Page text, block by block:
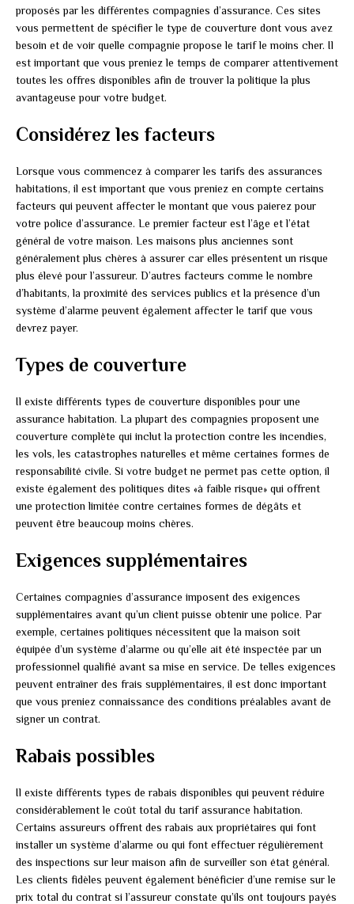
proposés par les différentes compagnies d’assurance. Ces sites
vous permettent de spécifier le type de couverture dont vous avez
besoin et de voir quelle compagnie propose le tarif le moins cher. Il
est important que vous preniez le temps de comparer attentivement
toutes les offres disponibles afin de trouver la politique la plus
avantageuse pour votre budget.
Considérez les facteurs
Lorsque vous commencez à comparer les tarifs des assurances
habitations, il est important que vous preniez en compte certains
facteurs qui peuvent affecter le montant que vous paierez pour
votre police d’assurance. Le premier facteur est l’âge et l’état
général de votre maison. Les maisons plus anciennes sont
généralement plus chères à assurer car elles présentent un risque
plus élevé pour l’assureur. D’autres facteurs comme le nombre
d’habitants, la proximité des services publics et la présence d’un
système d’alarme peuvent également affecter le tarif que vous
devrez payer.
Types de couverture
Il existe différents types de couverture disponibles pour une
assurance habitation. La plupart des compagnies proposent une
couverture complète qui inclut la protection contre les incendies,
les vols, les catastrophes naturelles et même certaines formes de
responsabilité civile. Si votre budget ne permet pas cette option, il
existe également des politiques dites «à faible risque» qui offrent
une protection limitée contre certaines formes de dégâts et
peuvent être beaucoup moins chères.
Exigences supplémentaires
Certaines compagnies d’assurance imposent des exigences
supplémentaires avant qu’un client puisse obtenir une police. Par
exemple, certaines politiques nécessitent que la maison soit
équipée d’un système d’alarme ou qu’elle ait été inspectée par un
professionnel qualifié avant sa mise en service. De telles exigences
peuvent entraîner des frais supplémentaires, il est donc important
que vous preniez connaissance des conditions préalables avant de
signer un contrat.
Rabais possibles
Il existe différents types de rabais disponibles qui peuvent réduire
considérablement le coût total du tarif assurance habitation.
Certains assureurs offrent des rabais aux propriétaires qui font
installer un système d’alarme ou qui font effectuer régulièrement
des inspections sur leur maison afin de surveiller son état général.
Les clients fidèles peuvent également bénéficier d’une remise sur le
prix total du contrat si l’assureur constate qu’ils ont toujours payés